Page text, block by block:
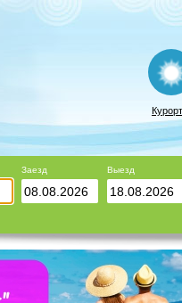
Заезд Выезд